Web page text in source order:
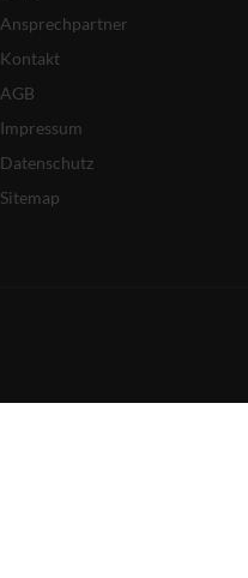
Ansprechpartner
Kontakt
AGB
Impressum
Datenschutz
Sitemap